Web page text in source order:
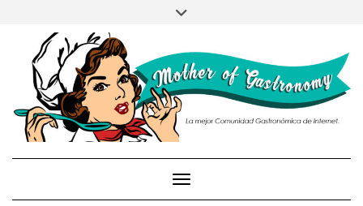
Alternar
Cambiar modo de navegación